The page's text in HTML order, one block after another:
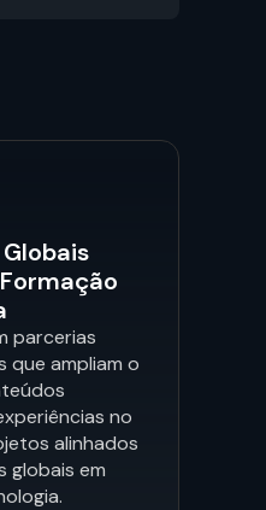
parcerias
que ampliam o
no
alinhados
globais em